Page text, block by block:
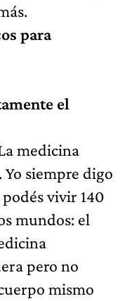
para
el
medicina
siempre digo
vivir 140
mundos: el
pero no
mismo